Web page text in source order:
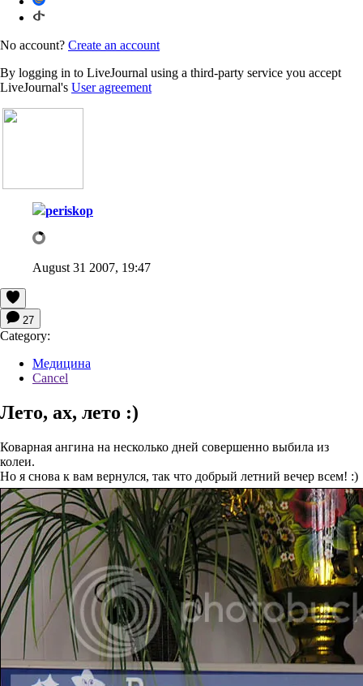
No account? Create an account
By logging in to LiveJournal using a third-party service you accept
LiveJournal's User agreement
periskop
August 31 2007, 19:47
27
Category:
Медицина
Cancel
Лето, ах, лето :)
Коварная ангина на несколько дней совершенно выбила из
колеи.
Но я снова к вам вернулся, так что добрый летний вечер всем! :)